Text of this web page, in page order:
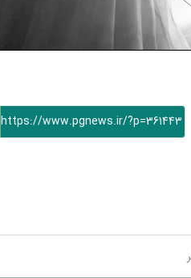
https://www.pgnews.ir/?p=361443